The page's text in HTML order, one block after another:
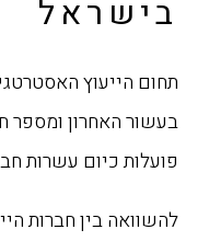
בישראל
תחום הייעוץ
בעשור האחרון ומספר
פועלות כיום עשרות
להשוואה בין חברות